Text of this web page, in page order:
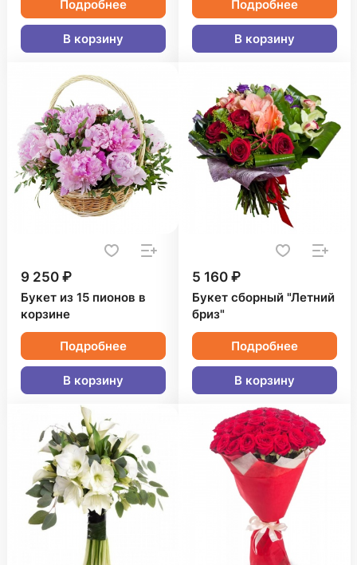
Подробнее
В корзину
Подробнее
В корзину
9 250 ₽
Букет из 15 пионов в
корзине
Подробнее
В корзину
5 160 ₽
Букет сборный "Летний
бриз"
Подробнее
В корзину